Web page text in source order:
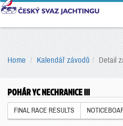
Home Kalendář závodů Detail
POHÁR YC NECHRANICE III
FINAL RACE RESULTS